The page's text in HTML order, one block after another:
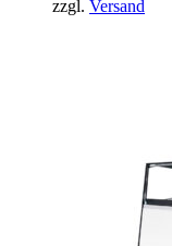
14.783,60€.
zzgl. Versand